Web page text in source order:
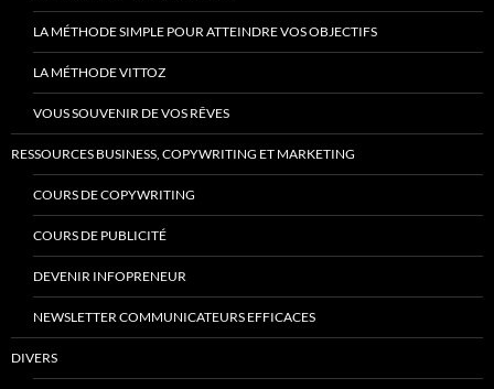
LA MÉTHODE SIMPLE POUR ATTEINDRE VOS OBJECTIFS
LA MÉTHODE VITTOZ
VOUS SOUVENIR DE VOS RÊVES
RESSOURCES BUSINESS, COPYWRITING ET MARKETING
COURS DE COPYWRITING
COURS DE PUBLICITÉ
DEVENIR INFOPRENEUR
NEWSLETTER COMMUNICATEURS EFFICACES
DIVERS